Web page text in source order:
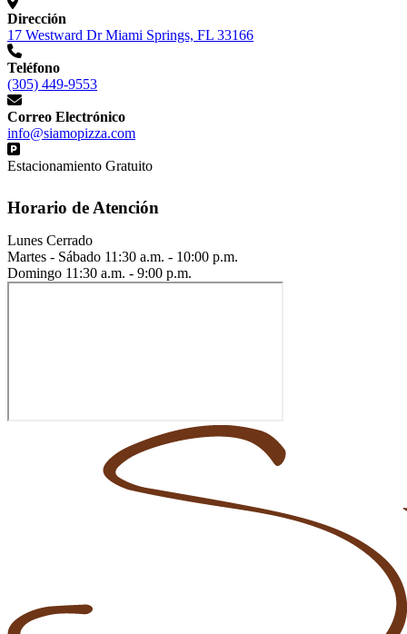
Dirección
17 Westward Dr Miami Springs, FL 33166
Teléfono
(305) 449-9553
Correo Electrónico
info@siamopizza.com
Estacionamiento Gratuito
Horario de Atención
Lunes Cerrado
Martes - Sábado 11:30 a.m. - 10:00 p.m.
Domingo 11:30 a.m. - 9:00 p.m.